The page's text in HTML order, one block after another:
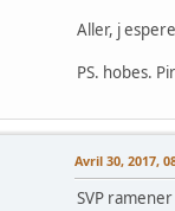
Aller, j
PS. hobes.
Avril 30, 2017,
SVP